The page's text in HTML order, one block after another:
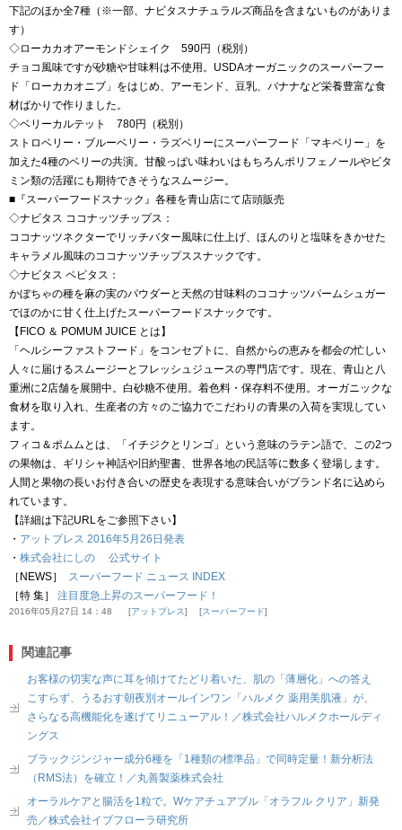
下記のほか全7種（※一部、ナビタスナチュラルズ商品を含まないものがありま
す）
◇ローカカオアーモンドシェイク 590円（税別）
チョコ風味ですが砂糖や甘味料は不使用。USDAオーガニックのスーパーフー
ド「ローカカオニブ」をはじめ、アーモンド、豆乳、バナナなど栄養豊富な食
材ばかりで作りました。
◇ベリーカルテット 780円（税別）
ストロベリー・ブルーベリー・ラズベリーにスーパーフード「マキベリー」を
加えた4種のベリーの共演。甘酸っぱい味わいはもちろんポリフェノールやビタ
ミン類の活躍にも期待できそうなスムージー。
■『スーパーフードスナック』各種を青山店にて店頭販売
◇ナビタス ココナッツチップス：
ココナッツネクターでリッチバター風味に仕上げ、ほんのりと塩味をきかせた
キャラメル風味のココナッツチップススナックです。
◇ナビタス ペピタス：
かぼちゃの種を麻の実のパウダーと天然の甘味料のココナッツパームシュガー
でほのかに甘く仕上げたスーパーフードスナックです。
【FICO ＆ POMUM JUICE とは】
「ヘルシーファストフード」をコンセプトに、自然からの恵みを都会の忙しい
人々に届けるスムージーとフレッシュジュースの専門店です。現在、青山と八
重洲に2店舗を展開中。白砂糖不使用。着色料・保存料不使用。オーガニックな
食材を取り入れ、生産者の方々のご協力でこだわりの青果の入荷を実現してい
ます。
フィコ＆ポムムとは、「イチジクとリンゴ」という意味のラテン語で、この2つ
の果物は、ギリシャ神話や旧約聖書、世界各地の民話等に数多く登場します。
人間と果物の長いお付き合いの歴史を表現する意味合いがブランド名に込めら
れています。
【詳細は下記URLをご参照下さい】
・ アットプレス 2016年5月26日発表
・ 株式会社にしの 公式サイト
［NEWS］ スーパーフード ニュース INDEX
［特 集］ 注目度急上昇のスーパーフード！
2016年05月27日 14：48 アットプレス スーパーフード
関連記事
お客様の切実な声に耳を傾けてたどり着いた、肌の「薄層化」への答え
こすらず、うるおす朝夜別オールインワン「ハルメク 薬用美肌液」が、
さらなる高機能化を遂げてリニューアル！／株式会社ハルメクホールディ
ングス
ブラックジンジャー成分6種を「1種類の標準品」で同時定量！新分析法
（RMS法）を確立！／丸善製薬株式会社
オーラルケアと腸活を1粒で。Wケアチュアブル「オラフル クリア」新発
売／株式会社イブフローラ研究所